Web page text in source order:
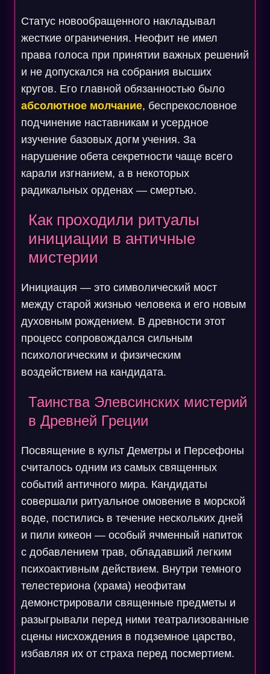
Статус новообращенного накладывал
жесткие ограничения. Неофит не имел
права голоса при принятии важных решений
и не допускался на собрания высших
кругов. Его главной обязанностью было
абсолютное молчание, беспрекословное
подчинение наставникам и усердное
изучение базовых догм учения. За
нарушение обета секретности чаще всего
карали изгнанием, а в некоторых
радикальных орденах — смертью.
Как проходили ритуалы
инициации в античные
мистерии
Инициация — это символический мост
между старой жизнью человека и его новым
духовным рождением. В древности этот
процесс сопровождался сильным
психологическим и физическим
воздействием на кандидата.
Таинства Элевсинских мистерий
в Древней Греции
Посвящение в культ Деметры и Персефоны
считалось одним из самых священных
событий античного мира. Кандидаты
совершали ритуальное омовение в морской
воде, постились в течение нескольких дней
и пили кикеон — особый ячменный напиток
с добавлением трав, обладавший легким
психоактивным действием. Внутри темного
телестериона (храма) неофитам
демонстрировали священные предметы и
разыгрывали перед ними театрализованные
сцены нисхождения в подземное царство,
избавляя их от страха перед посмертием.